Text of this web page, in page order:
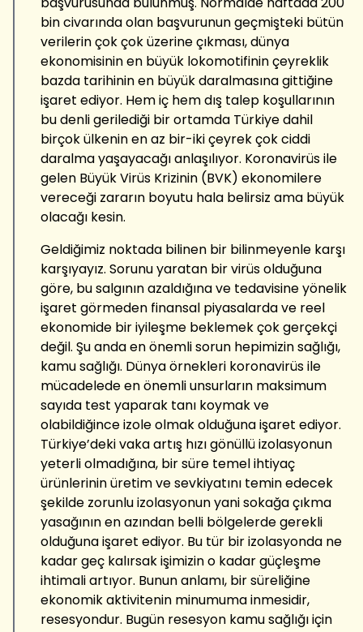
bin civarında olan başvurunun geçmişteki bütün
verilerin çok çok üzerine çıkması, dünya
ekonomisinin en büyük lokomotifinin çeyreklik
bazda tarihinin en büyük daralmasına gittiğine
işaret ediyor. Hem iç hem dış talep koşullarının
bu denli gerilediği bir ortamda Türkiye dahil
birçok ülkenin en az bir-iki çeyrek çok ciddi
daralma yaşayacağı anlaşılıyor. Koronavirüs ile
gelen Büyük Virüs Krizinin (BVK) ekonomilere
vereceği zararın boyutu hala belirsiz ama büyük
olacağı kesin.
Geldiğimiz noktada bilinen bir bilinmeyenle karşı
karşıyayız. Sorunu yaratan bir virüs olduğuna
göre, bu salgının azaldığına ve tedavisine yönelik
işaret görmeden finansal piyasalarda ve reel
ekonomide bir iyileşme beklemek çok gerçekçi
değil. Şu anda en önemli sorun hepimizin sağlığı,
kamu sağlığı. Dünya örnekleri koronavirüs ile
mücadelede en önemli unsurların maksimum
sayıda test yaparak tanı koymak ve
olabildiğince izole olmak olduğuna işaret ediyor.
Türkiye’deki vaka artış hızı gönüllü izolasyonun
yeterli olmadığına, bir süre temel ihtiyaç
ürünlerinin üretim ve sevkiyatını temin edecek
şekilde zorunlu izolasyonun yani sokağa çıkma
yasağının en azından belli bölgelerde gerekli
olduğuna işaret ediyor. Bu tür bir izolasyonda ne
kadar geç kalırsak işimizin o kadar güçleşme
ihtimali artıyor. Bunun anlamı, bir süreliğine
ekonomik aktivitenin minumuma inmesidir,
resesyondur. Bugün resesyon kamu sağlığı için